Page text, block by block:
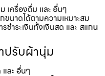
เครื่องดื่ม และ อื่นๆ
นาดได้ตามความเหมาะสม
ชำระเงินทั้งเงินสด และ สแกน
ปรับผ้านุ่ม
ละ อื่นๆ